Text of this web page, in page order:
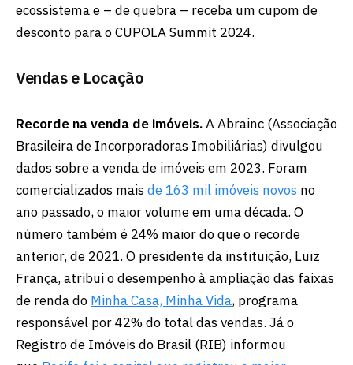
ecossistema e – de quebra – receba um cupom de
desconto para o CUPOLA Summit 2024.
Vendas e Locação
Recorde na venda de imóveis.A Abrainc (Associação
Brasileira de Incorporadoras Imobiliárias) divulgou
dados sobre a venda de imóveis em 2023. Foram
comercializados maisde 163 mil imóveis novos no
ano passado, o maior volume em uma década. O
número também é 24% maior do que o recorde
anterior, de 2021. O presidente da instituição, Luiz
França, atribui o desempenho à ampliação das faixas
de renda do Minha Casa, Minha Vida, programa
responsável por 42% do total das vendas. Já o
Registro de Imóveis do Brasil (RIB) informou